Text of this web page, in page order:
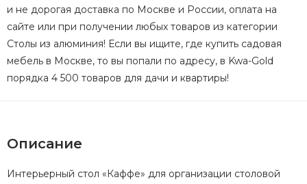
и не дорогая доставка по Москве и России, оплата на
сайте или при получении любых товаров из категории
Столы из алюминия! Если вы ищите, где купить садовая
мебель в Москве, то вы попали по адресу, в Kwa-Gold
порядка 4 500 товаров для дачи и квартиры!
Описание
Интерьерный стол «Каффе» для организации столовой